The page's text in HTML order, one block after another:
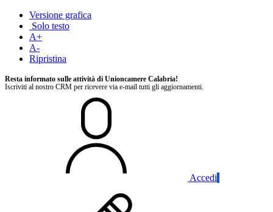
Versione grafica
Solo testo
A+
A-
Ripristina
Resta informato sulle attività di Unioncamere Calabria!
Iscriviti al nostro CRM per ricevere via e-mail tutti gli aggiornamenti.
Accedi